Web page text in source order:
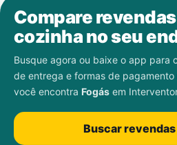
Compare
cozinha no seu
Busque agora ou baixe o app para
de entrega e formas de pagamento
você encontra Fogás em
Buscar